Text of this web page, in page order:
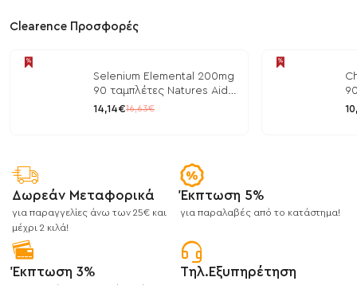
Clearence Προσφορές
Selenium Elemental 200mg
90 ταμπλέτες Natures Aid
/ Μέταλλα
14,14€16,63€
/
Δωρεάν Μεταφορικά
για παραγγελίες άνω των 25€ και
μέχρι 2 κιλά!
Έκπτωση 5%
για παραλαβές από το κατάστημα!
Έκπτωση 3% Τηλ.Εξυπηρέτηση